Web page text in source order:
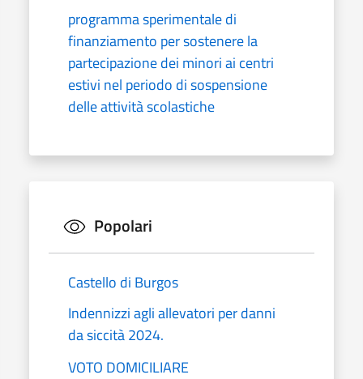
programma sperimentale di
finanziamento per sostenere la
partecipazione dei minori ai centri
estivi nel periodo di sospensione
delle attività scolastiche
Popolari
Castello di Burgos
Indennizzi agli allevatori per danni
da siccità 2024.
VOTO DOMICILIARE